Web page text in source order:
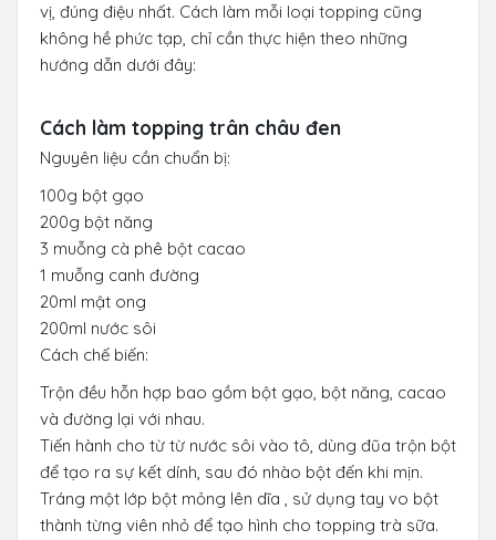
vị, đúng điệu nhất. Cách làm mỗi loại topping cũng
không hề phức tạp, chỉ cần thực hiện theo những
hướng dẫn dưới đây:
Cách làm topping trân châu đen
Nguyên liệu cần chuẩn bị:
100g bột gạo
200g bột năng
3 muỗng cà phê bột cacao
1 muỗng canh đường
20ml mật ong
200ml nước sôi
Cách chế biến:
Trộn đều hỗn hợp bao gồm bột gạo, bột năng, cacao
và đường lại với nhau.
Tiến hành cho từ từ nước sôi vào tô, dùng đũa trộn bột
để tạo ra sự kết dính, sau đó nhào bột đến khi mịn.
Tráng một lớp bột mỏng lên dĩa , sử dụng tay vo bột
thành từng viên nhỏ để tạo hình cho topping trà sữa.